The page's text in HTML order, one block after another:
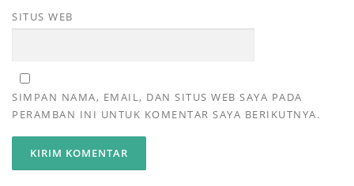
SITUS WEB
SIMPAN NAMA, EMAIL, DAN SITUS WEB SAYA PADA
PERAMBAN INI UNTUK KOMENTAR SAYA BERIKUTNYA.